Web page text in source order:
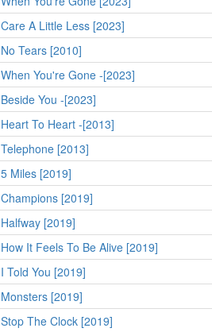
Care A Little Less [2023]
No Tears [2010]
When You're Gone -[2023]
Beside You -[2023]
Heart To Heart -[2013]
Telephone [2013]
5 Miles [2019]
Champions [2019]
Halfway [2019]
How It Feels To Be Alive [2019]
I Told You [2019]
Monsters [2019]
Stop The Clock [2019]